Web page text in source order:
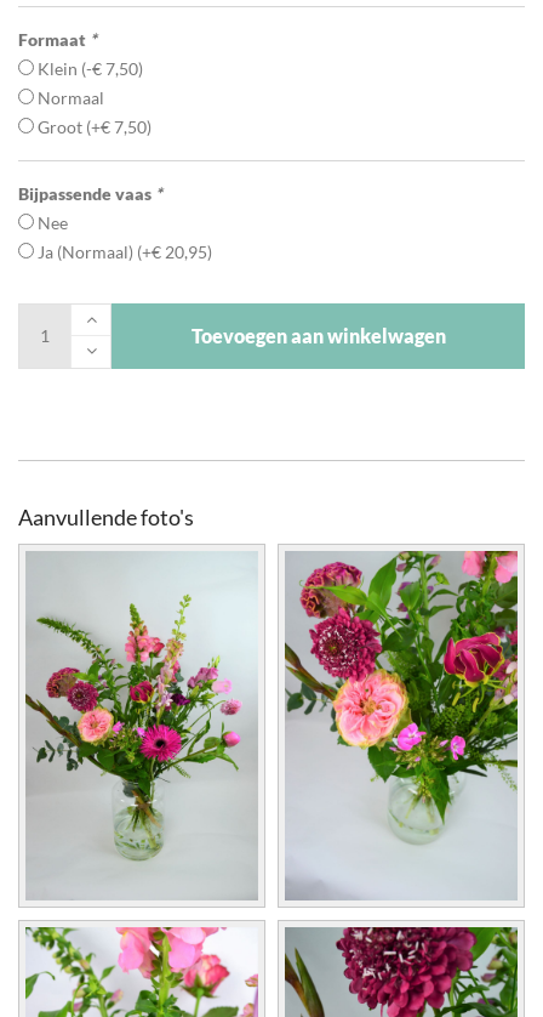
Formaat *
Klein (-€7,50)
Normaal
Groot (+€7,50)
Bijpassende vaas *
Nee
Ja (Normaal) (+€ 20,95)
Toevoegen aan winkelwagen
Aanvullende foto's